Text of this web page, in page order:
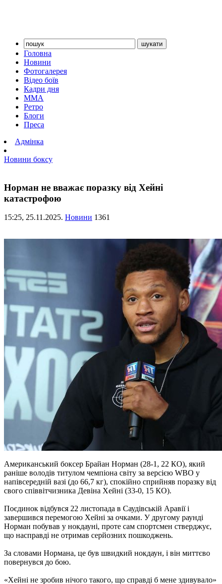
Головна
Новини
Фотогалерея
Відео боїв
Кадри дня
ММА
Ретро
Блоги
Преса
Адмінка
Новини боксу
Норман не вважає поразку від Хейні
катастрофою
15:25, 25.11.2025. Новини 1361
Американський боксер Брайан Норман (28-1, 22 КО), який
раніше володів титулом чемпіона світу за версією WBO у
напівсередній вазі (до 66,7 кг), спокійно сприйняв поразку від
свого співвітчизника Девіна Хейні (33-0, 15 КО).
Поєдинок відбувся 22 листопада в Саудівській Аравії і
завершився перемогою Хейні за очками. У другому раунді
Норман побував у нокдауні, проте сам спортсмен стверджує,
що насправді не отримав серйозних пошкоджень.
За словами Нормана, це був швидкий нокдаун, і він миттєво
повернувся до бою.
«Хейні не зробив нічого такого, що справді б мене здивувало»